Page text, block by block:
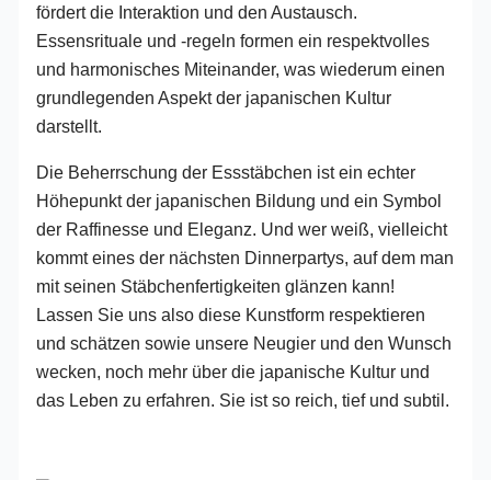
fördert die Interaktion und den Austausch.
Essensrituale und -regeln formen ein respektvolles
und harmonisches Miteinander, was wiederum einen
grundlegenden Aspekt der japanischen Kultur
darstellt.
Die Beherrschung der Essstäbchen ist ein echter
Höhepunkt der japanischen Bildung und ein Symbol
der Raffinesse und Eleganz. Und wer weiß, vielleicht
kommt eines der nächsten Dinnerpartys, auf dem man
mit seinen Stäbchenfertigkeiten glänzen kann!
Lassen Sie uns also diese Kunstform respektieren
und schätzen sowie unsere Neugier und den Wunsch
wecken, noch mehr über die japanische Kultur und
das Leben zu erfahren. Sie ist so reich, tief und subtil.